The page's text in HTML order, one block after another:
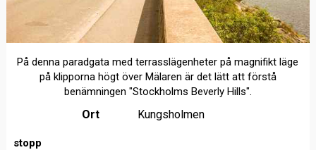
På denna paradgata med terrasslägenheter på magnifikt läge
på klipporna högt över Mälaren är det lätt att förstå
benämningen "Stockholms Beverly Hills".
Ort Kungsholmen
stopp